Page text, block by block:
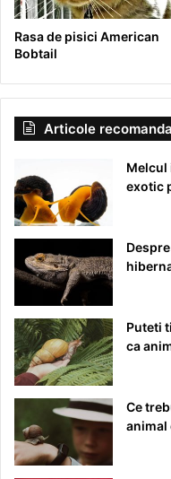
Rasa de pisici American
Bobtail
Articole
Melcul
exotic
Puteti
ca
Ce
animal